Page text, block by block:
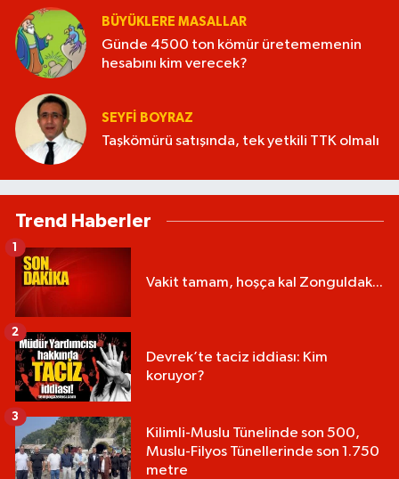
BÜYÜKLERE MASALLAR
Günde 4500 ton kömür üretememenin
hesabını kim verecek?
SEYFI BOYRAZ
Taşkömürü satışında, tek yetkili TTK olmalı
Trend Haberler
Vakit tamam, hoşça kal Zonguldak...
1
Devrek’te taciz iddiası: Kim
koruyor?
2
Kilimli-Muslu Tünelinde son 500,
Muslu-Filyos Tünellerinde son 1.750
metre
3